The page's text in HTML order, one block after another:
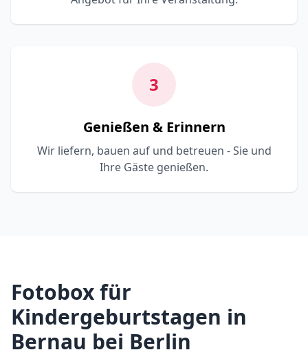
3
Genießen & Erinnern
Wir liefern, bauen auf und betreuen - Sie und
Ihre Gäste genießen.
Fotobox für
Kindergeburtstagen in
Bernau bei Berlin